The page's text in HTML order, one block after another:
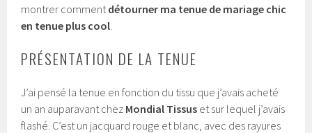
montrer commentdétourner ma tenue de mariage chic
en tenue plus cool.
PRÉSENTATION DE LA TENUE
J’ai pensé la tenue en fonction du tissu que j’avais acheté
un an auparavant chez Mondial Tissus et sur lequel j’avais
flashé. C’est un jacquard rouge et blanc, avec des rayures